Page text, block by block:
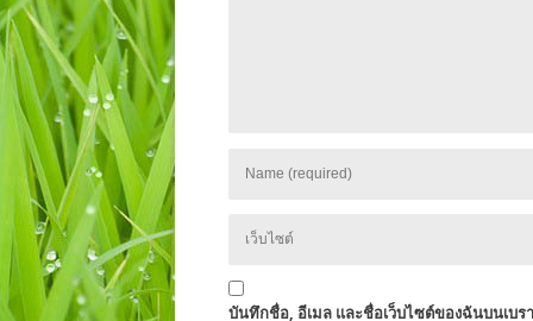
บันทึกชื่อ, อีเมล และชื่อเว็บไซต์ของฉันบนเบร